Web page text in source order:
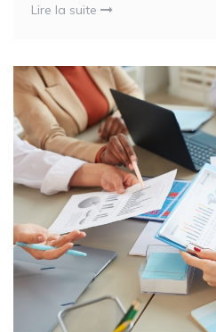
Lire la suite